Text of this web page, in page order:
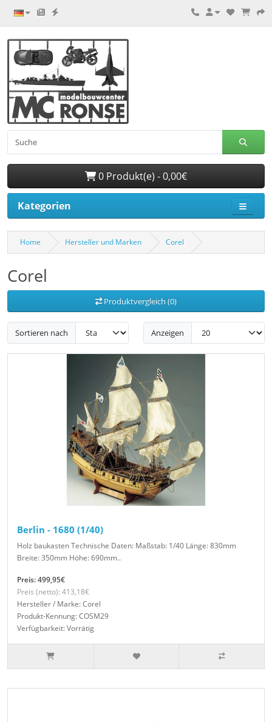
0 Produkt(e) - 0,00€
Kategorien
Home Hersteller und Marken Corel
Corel
Produktvergleich (0)
Sortieren nach Anzeigen
Berlin - 1680 (1/40)
Holz baukasten Technische Daten: Maßstab: 1/40 Länge: 830mm
Breite: 350mm Höhe: 690mm..
Preis: 499,95€
Preis (netto): 413,18€
Hersteller / Marke: Corel
Produkt-Kennung: COSM29
Verfügbarkeit: Vorrätig